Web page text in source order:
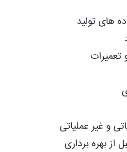
و غیر عملیاتی
از بهره برداری